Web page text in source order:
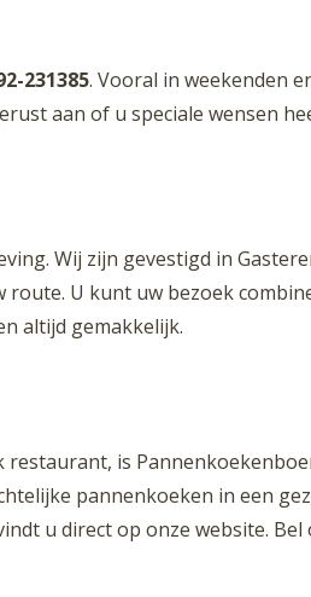
231385. Vooral in weekenden
aan of u speciale wensen
Wij zijn gevestigd in
U kunt uw bezoek
altijd gemakkelijk.
is
pannenkoeken in een
u direct op onze website.